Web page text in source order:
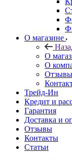
О магазине
О
О
Отзывы
Трейд-Ин
Кредит и
Гарантия
Доставка и
Отзывы
Контакты
Статьи